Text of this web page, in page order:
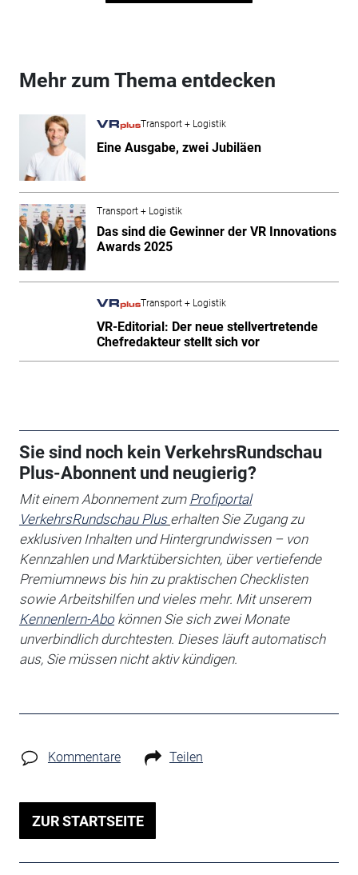
Mehr zum Thema entdecken
Transport + Logistik
Eine Ausgabe, zwei Jubiläen
Transport + Logistik
Das sind die Gewinner der VR Innovations
Awards 2025
Transport + Logistik
VR-Editorial: Der neue stellvertretende
Chefredakteur stellt sich vor
Sie sind noch kein VerkehrsRundschau
Plus-Abonnent und neugierig?
Mit einem Abonnement zum Profiportal
VerkehrsRundschau Plus erhalten Sie Zugang zu
exklusiven Inhalten und Hintergrundwissen – von
Kennzahlen und Marktübersichten, über vertiefende
Premiumnews bis hin zu praktischen Checklisten
sowie Arbeitshilfenund vieles mehr. Mit unserem
Kennenlern-Abokönnen Sie sich zwei Monate
unverbindlich durchtesten. Dieses läuft automatisch
aus, Sie müssen nicht aktiv kündigen.
Kommentare Teilen
ZUR STARTSEITE